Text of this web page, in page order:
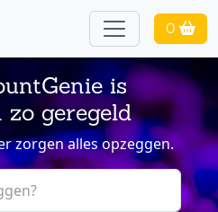
0
is
zo geregeld
zorgen alles opzeggen.